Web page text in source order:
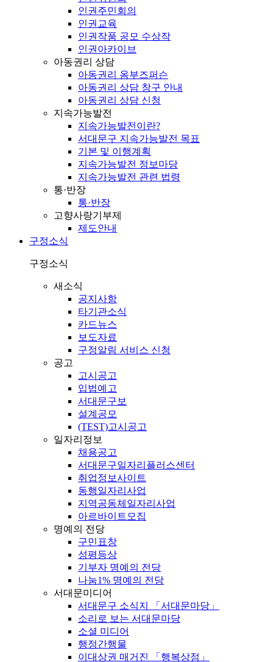
인권주민회의
인권교육
인권작품 공모 수상작
인권아카이브
아동권리 상담
아동권리 옴부즈퍼슨
아동권리 상담 창구 안내
아동권리 상담 신청
지속가능발전
지속가능발전이란?
서대문구 지속가능발전 목표
기본 및 이행계획
지속가능발전 정보마당
지속가능발전 관련 법령
통·반장
통·반장
고향사랑기부제
제도안내
구정소식
구정소식
새소식
공지사항
타기관소식
카드뉴스
보도자료
구정알림 서비스 신청
공고
고시공고
입법예고
서대문구보
설계공모
(TEST)고시공고
일자리정보
채용공고
서대문구일자리플러스센터
취업정보사이트
동행일자리사업
지역공동체일자리사업
아르바이트모집
명예의 전당
구민표창
성평등상
기부자 명예의 전당
나눔1% 명예의 전당
서대문미디어
서대문구 소식지 「서대문마당」
소리로 보는 서대문마당
소셜 미디어
행정간행물
이대상권 매거진 「행복상점」